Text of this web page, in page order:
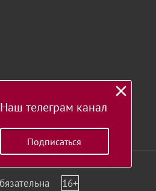
16+
Наш телеграм канал
Подписаться